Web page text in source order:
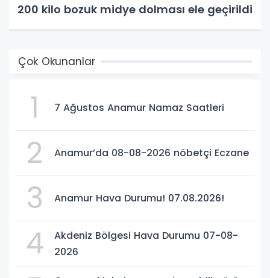
200 kilo bozuk midye dolması ele geçirildi
Çok Okunanlar
1 7 Ağustos Anamur Namaz Saatleri
2 Anamur’da 08-08-2026 nöbetçi Eczane
3 Anamur Hava Durumu! 07.08.2026!
4
Akdeniz Bölgesi Hava Durumu 07-08-
2026